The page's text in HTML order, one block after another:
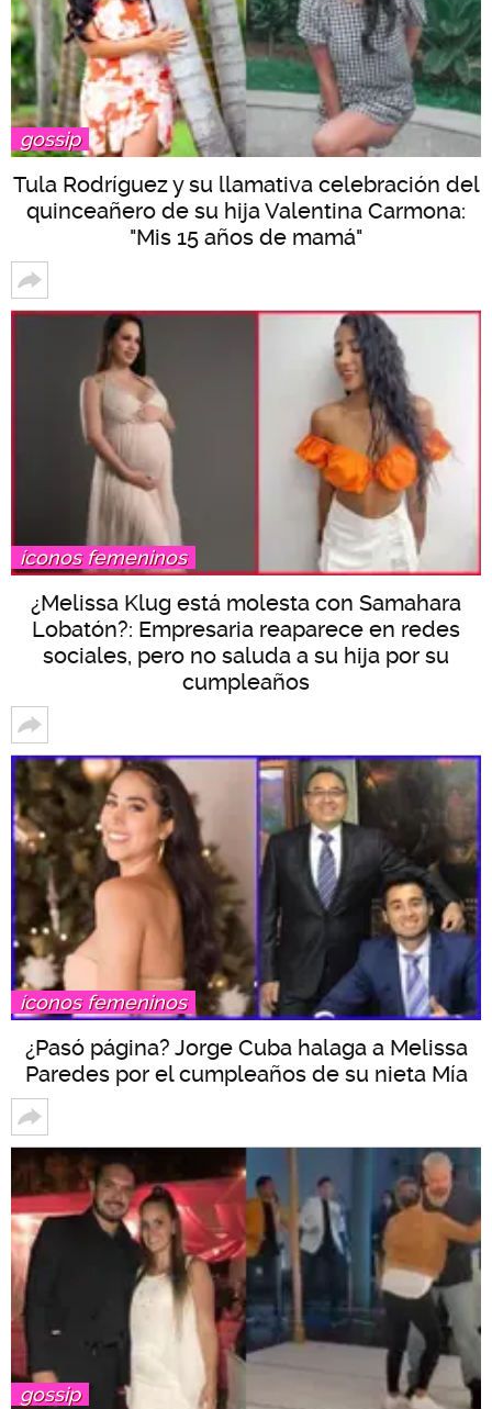
gossip
Tula Rodríguez y su llamativa celebración del
quinceañero de su hija Valentina Carmona:
"Mis 15 años de mamá"
íconos femeninos
¿Melissa Klug está molesta con Samahara
Lobatón?: Empresaria reaparece en redes
sociales, pero no saluda a su hija por su
cumpleaños
íconos femeninos
¿Pasó página? Jorge Cuba halaga a Melissa
Paredes por el cumpleaños de su nieta Mía
gossip